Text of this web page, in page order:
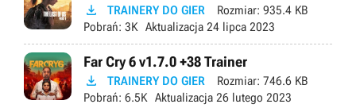
 TRAINERY DO GIER Rozmiar: 935.4 KB
Pobrań: 3K Aktualizacja 24 lipca 2023
Far Cry 6 v1.7.0 +38 Trainer
 TRAINERY DO GIER Rozmiar: 746.6 KB
Pobrań: 6.5K Aktualizacja 26 lutego 2023